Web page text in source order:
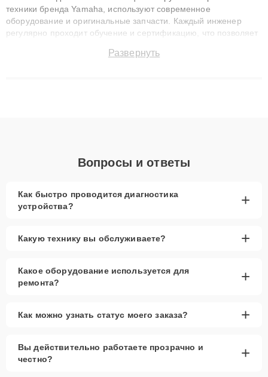
техники бренда Yamaha, используют современное
оборудование и оригинальные запчасти. Каждый инженер
регулярно проходит обучение и сертификацию, что позволяет
технику с сохранением гарантии до 3 лет. Наши мастера
Развернуть
Вопросы и ответы
Как быстро проводится диагностика
устройства?
+
Какую технику вы обслуживаете? +
Какое оборудование используется для
ремонта?
+
Как можно узнать статус моего заказа? +
Вы действительно работаете прозрачно и
честно?
+